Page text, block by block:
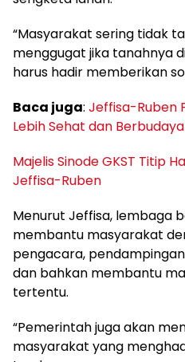
“Masyarakat sering tidak
menggugat jika tanahnya
harus hadir memberikan
Baca juga: Jeffisa-Ruben
Lebih Sehat dan Berbudaya
Majelis Sinode GKST Titip
Jeffisa-Ruben
Menurut Jeffisa, lembaga
membantu masyarakat
pengacara,
dan bahkan membantu
tertentu.
“Pemerintah juga akan
masyarakat yang